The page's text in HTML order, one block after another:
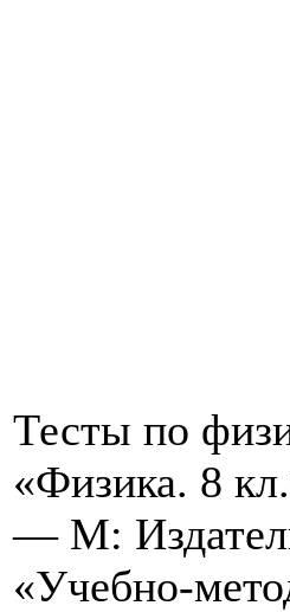
Тесты по
«Физика. 8
— М:
«Учебно-